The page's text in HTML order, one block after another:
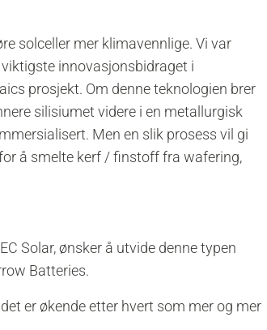
solceller mer klimavennlige. Vi var
innovasjonsbidraget i
prosjekt. Om denne teknologien brer
silisiumet videre i en metallurgisk
Men en slik prosess vil gi
å smelte kerf / finstoff fra wafering,
Solar, ønsker å utvide denne typen
Batteries.
er økende etter hvert som mer og mer